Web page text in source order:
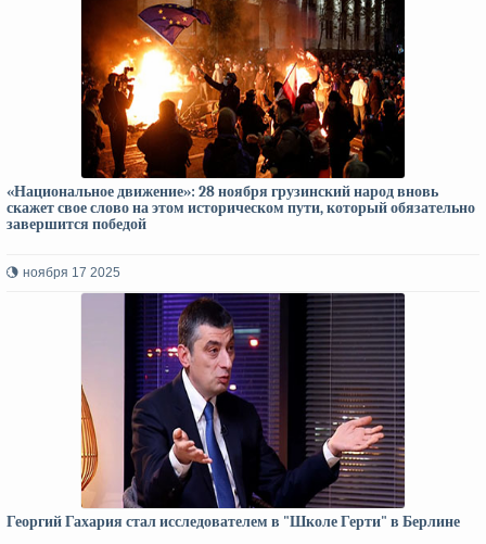
«Национальное движение»: 28 ноября грузинский народ вновь
скажет свое слово на этом историческом пути, который обязательно
завершится победой
ноября 17 2025
Георгий Гахария стал исследователем в "Школе Герти" в Берлине